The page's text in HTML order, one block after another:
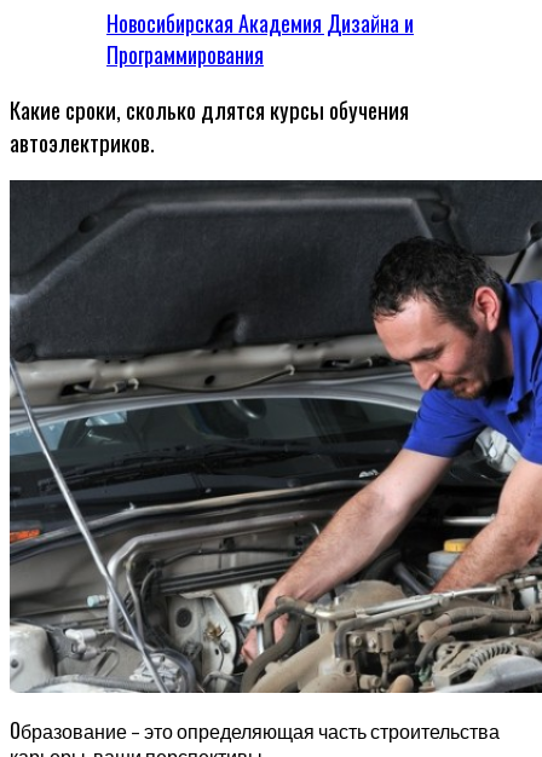
Новосибирская Академия Дизайна и
Программирования
Какие сроки, сколько длятся курсы обучения
автоэлектриков.
Образование – это определяющая часть строительства